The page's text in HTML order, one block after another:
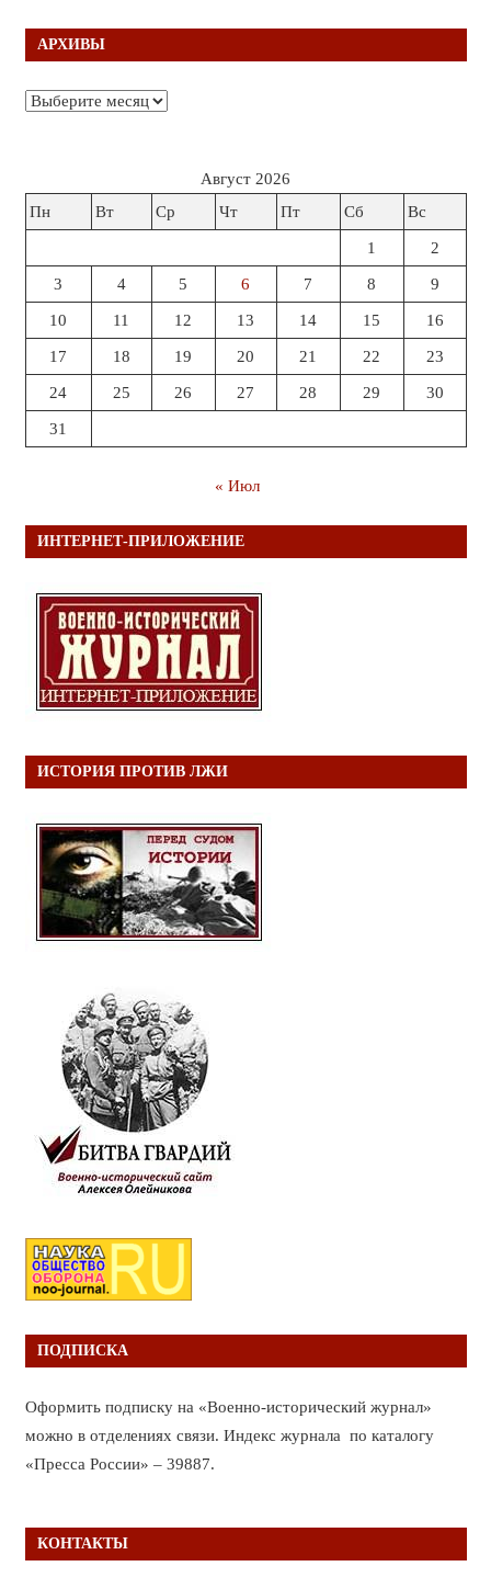
АРХИВЫ
Архивы
Август 2026
Пн
Вт Ср Чт Пт Сб Вс
1 2
3 4 5 6 7 8 9
10 11 12 13 14 15 16
17 18 19 20 21 22 23
24 25 26 27 28 29 30
31
« Июл
ИНТЕРНЕТ-ПРИЛОЖЕНИЕ
ИСТОРИЯ ПРОТИВ ЛЖИ
ПОДПИСКА
Оформить подписку на «Военно-исторический журнал»
можно в отделениях связи. Индекс журнала по каталогу
«Пресса России» – 39887.
КОНТАКТЫ